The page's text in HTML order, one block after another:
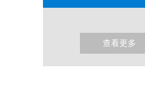
查看更多